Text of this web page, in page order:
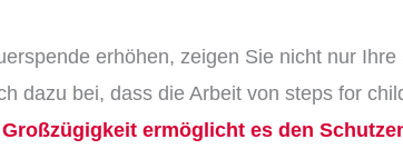
erhöhen, zeigen Sie nicht nur
dazu bei, dass die Arbeit von steps for
ermöglicht es den